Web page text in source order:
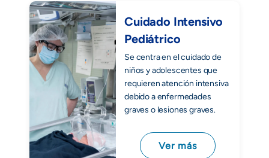
Cuidado Intensivo
Pediátrico
Se centra en el cuidado de
niños y adolescentes que
requieren atención intensiva
debido a enfermedades
graves o lesiones graves.
Ver más